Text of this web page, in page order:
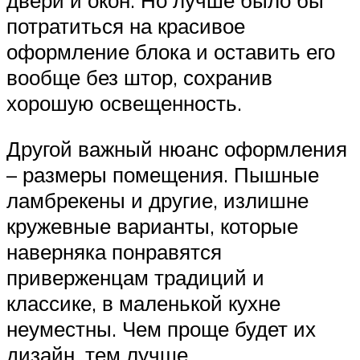
потратиться на красивое
оформление блока и оставить его
вообще без штор, сохранив
хорошую освещенность.
Другой важный нюанс оформления
– размеры помещения. Пышные
ламбрекены и другие, излишне
кружевные варианты, которые
наверняка понравятся
приверженцам традиций и
классике, в маленькой кухне
неуместны. Чем проще будет их
дизайн, тем лучше.